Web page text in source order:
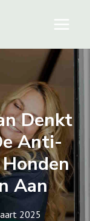
Denkt
Anti-
Aan
2025